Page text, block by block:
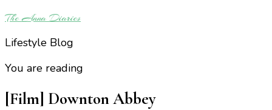
The Anna Diaries
Lifestyle Blog
You are reading
[Film] Downton Abbey